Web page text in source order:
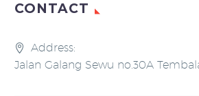
CONTACT
Address:
Jalan Galang Sewu no.30A